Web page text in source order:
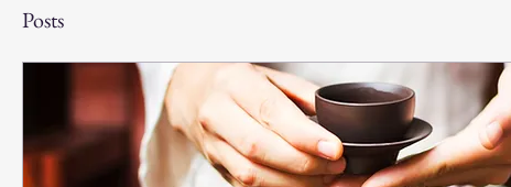
Posts